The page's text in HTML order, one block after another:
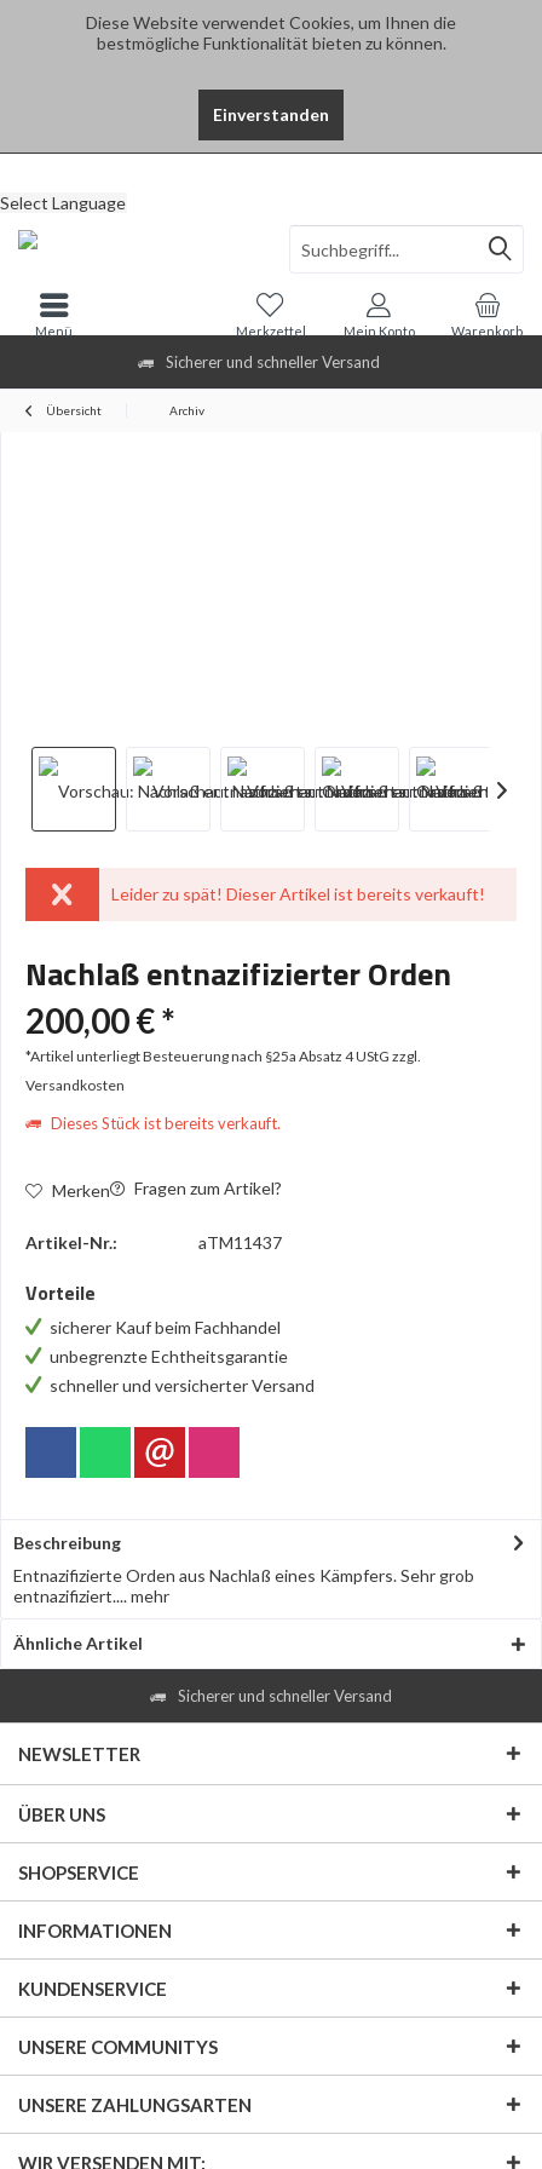
Diese Website verwendet Cookies, um Ihnen die
bestmögliche Funktionalität bieten zu können.
Einverstanden
Sicherer und schneller Versand
Select Language
Warenkorb
Merkzettel Mein Konto
Menü
Übersicht Archiv
Leider zu spät! Dieser Artikel ist bereits verkauft!
Nachlaß entnazifizierter Orden
200,00 € *
*Artikel unterliegt Besteuerung nach §25a Absatz 4 UStG zzgl.
Versandkosten
Dieses Stück ist bereits verkauft.
Merken Fragen zum Artikel?
Artikel-Nr.: aTM11437
Vorteile
sicherer Kauf beim Fachhandel
unbegrenzte Echtheitsgarantie
schneller und versicherter Versand
Beschreibung
Entnazifizierte Orden aus Nachlaß eines Kämpfers. Sehr grob
entnazifiziert....mehr
Ähnliche Artikel
Sicherer und schneller Versand
NEWSLETTER
ÜBER UNS
SHOPSERVICE
INFORMATIONEN
KUNDENSERVICE
UNSERE COMMUNITYS
UNSERE ZAHLUNGSARTEN
WIR VERSENDEN MIT: